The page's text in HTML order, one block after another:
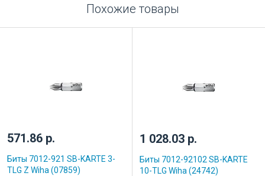
Похожие товары
571.86 р.
Биты 7012-921 SB-KARTE 3-
TLG Z Wiha (07859)
1 028.03 р.
Биты 7012-92102 SB-KARTE
10-TLG Wiha (24742)